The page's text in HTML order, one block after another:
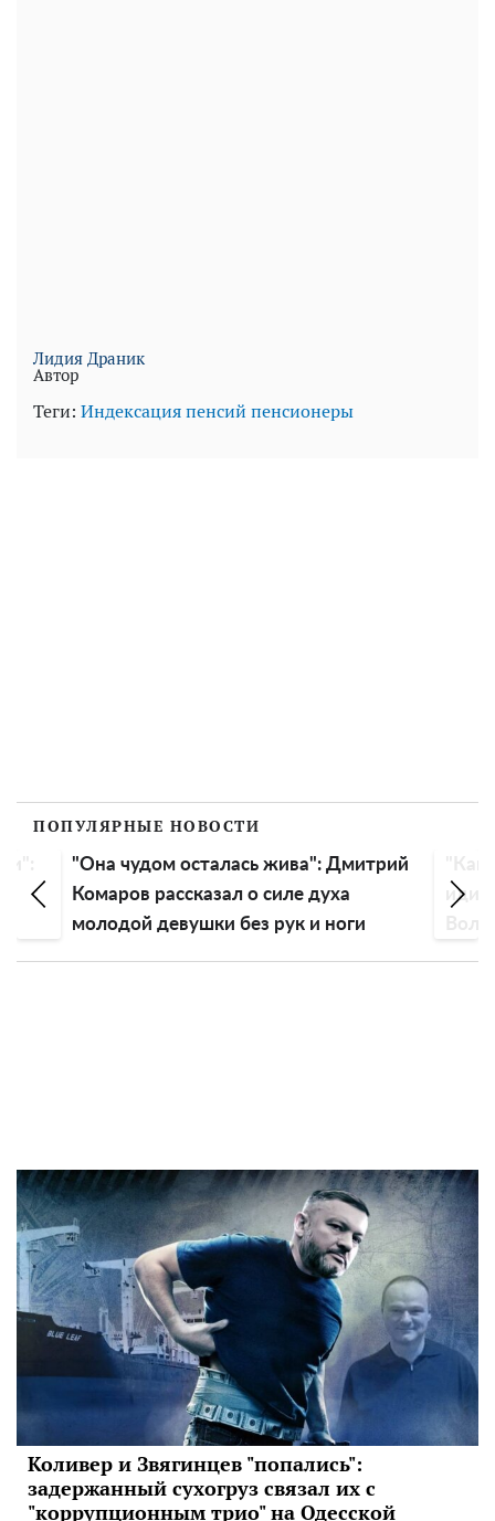
Лидия Драник
Автор
Теги: Индексация пенсий пенсионеры
ПОПУЛЯРНЫЕ НОВОСТИ
"Она чудом осталась жива": Дмитрий
Комаров рассказал о силе духа
молодой девушки без рук и ноги
Коливер и Звягинцев "попались":
задержанный сухогруз связал их с
"коррупционным трио" на Одесской